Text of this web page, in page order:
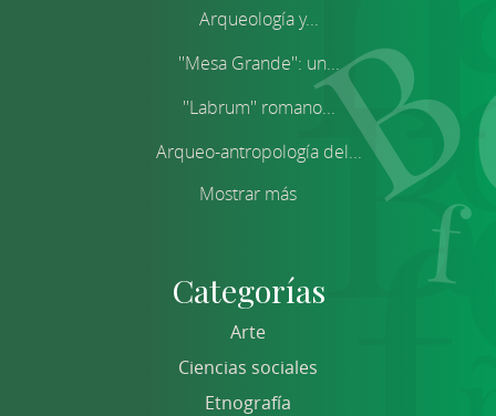
Arqueología y...
''Mesa Grande'': un...
''Labrum'' romano...
Arqueo-antropología del...
Mostrar más
Categorías
Arte
Ciencias sociales
Etnografía